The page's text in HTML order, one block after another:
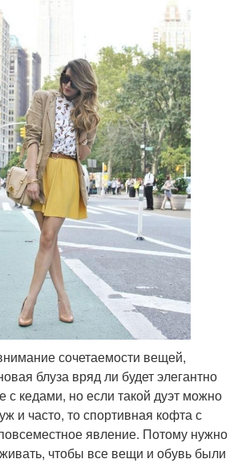
сочетаемости вещей,
блуза вряд ли будет элегантно
с кедами, но если такой дуэт можно
и часто, то спортивная кофта с
явление. Потому нужно
чтобы все вещи и обувь были